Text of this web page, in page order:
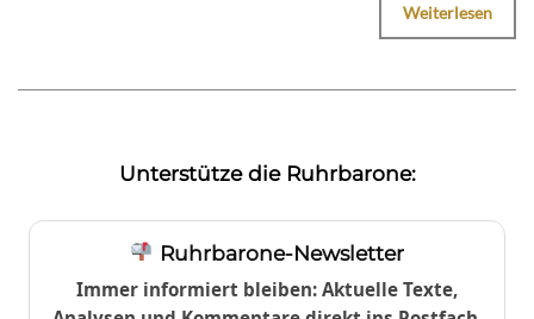
Weiterlesen
Unterstütze die Ruhrbarone:
Ruhrbarone-Newsletter
Immer informiert bleiben: Aktuelle Texte,